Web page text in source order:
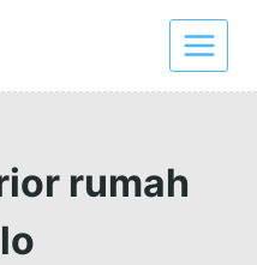
rumah